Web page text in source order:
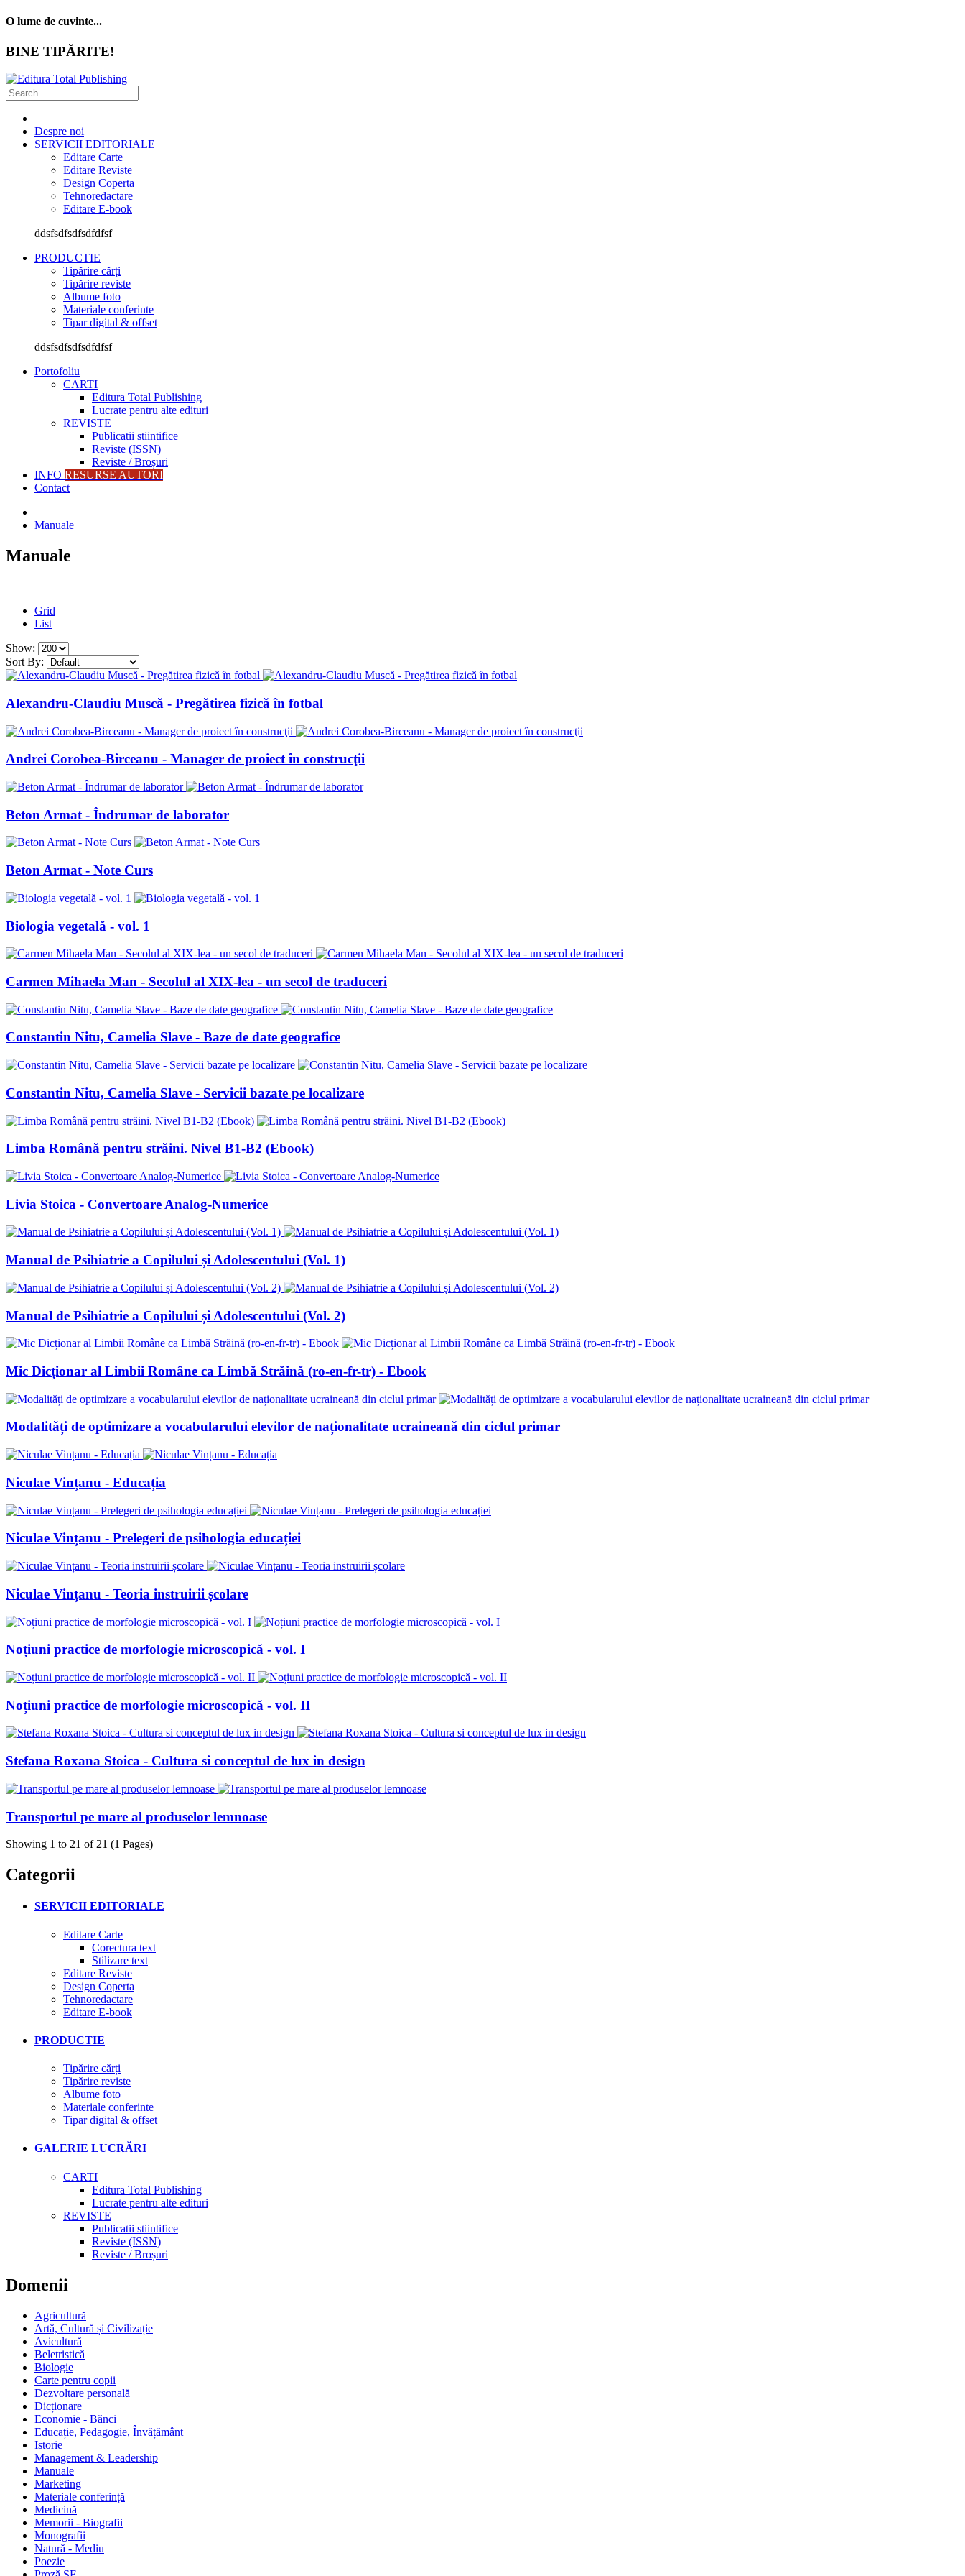
O lume de cuvinte...
BINE TIPĂRITE!
Despre noi
SERVICII EDITORIALE
Editare Carte
Editare Reviste
Design Coperta
Tehnoredactare
Editare E-book
ddsfsdfsdfsdfdfsf
PRODUCTIE
Tipărire cărți
Tipărire reviste
Albume foto
Materiale conferinte
Tipar digital & offset
ddsfsdfsdfsdfdfsf
Portofoliu
CARTI
Editura Total Publishing
Lucrate pentru alte edituri
REVISTE
Publicatii stiintifice
Reviste (ISSN)
Reviste / Broșuri
INFO RESURSE AUTORI
Contact
Manuale
Manuale
Grid
List
Show:
Sort By:
Alexandru-Claudiu Muscă - Pregătirea fizică în fotbal
Andrei Corobea-Birceanu - Manager de proiect în construcţii
Beton Armat - Îndrumar de laborator
Beton Armat - Note Curs
Biologia vegetală - vol. 1
Carmen Mihaela Man - Secolul al XIX-lea - un secol de traduceri
Constantin Nitu, Camelia Slave - Baze de date geografice
Constantin Nitu, Camelia Slave - Servicii bazate pe localizare
Limba Română pentru străini. Nivel B1-B2 (Ebook)
Livia Stoica - Convertoare Analog-Numerice
Manual de Psihiatrie a Copilului și Adolescentului (Vol. 1)
Manual de Psihiatrie a Copilului și Adolescentului (Vol. 2)
Mic Dicționar al Limbii Române ca Limbă Străină (ro-en-fr-tr) - Ebook
Modalități de optimizare a vocabularului elevilor de naționalitate ucraineană din ciclul primar
Niculae Vințanu - Educația
Niculae Vințanu - Prelegeri de psihologia educației
Niculae Vințanu - Teoria instruirii școlare
Noțiuni practice de morfologie microscopică - vol. I
Noțiuni practice de morfologie microscopică - vol. II
Stefana Roxana Stoica - Cultura si conceptul de lux in design
Transportul pe mare al produselor lemnoase
Showing 1 to 21 of 21 (1 Pages)
Categorii
SERVICII EDITORIALE
Editare Carte
Corectura text
Stilizare text
Editare Reviste
Design Coperta
Tehnoredactare
Editare E-book
PRODUCTIE
Tipărire cărți
Tipărire reviste
Albume foto
Materiale conferinte
Tipar digital & offset
GALERIE LUCRĂRI
CARTI
Editura Total Publishing
Lucrate pentru alte edituri
REVISTE
Publicatii stiintifice
Reviste (ISSN)
Reviste / Broșuri
Domenii
Agricultură
Artă, Cultură și Civilizație
Avicultură
Beletristică
Biologie
Carte pentru copii
Dezvoltare personală
Dicționare
Economie - Bănci
Educație, Pedagogie, Învățământ
Istorie
Management & Leadership
Manuale
Marketing
Materiale conferință
Medicină
Memorii - Biografii
Monografii
Natură - Mediu
Poezie